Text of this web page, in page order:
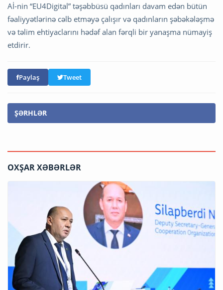
Aİ-nin “EU4Digital” təşəbbüsü qadınları davam edən bütün
fəaliyyətlərinə cəlb etməyə çalışır və qadınların şəbəkələşmə
və təlim ehtiyaclarını hədəf alan fərqli bir yanaşma nümayiş
etdirir.
Paylaş Tweet
ŞƏRHLƏR
OXŞAR XƏBƏRLƏR